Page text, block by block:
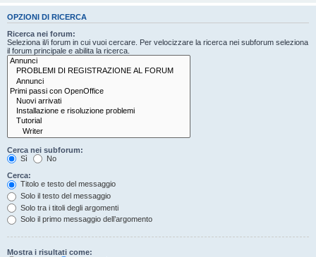
OPZIONI DI RICERCA
Ricerca nei forum:
Seleziona il/i forum in cui vuoi cercare. Per velocizzare la ricerca nei subforum seleziona
il forum principale e abilita la ricerca.
Cerca nei subforum:
Sì
No
Cerca:
Titolo e testo del messaggio
Solo il testo del messaggio
Solo tra i titoli degli argomenti
Solo il primo messaggio dell’argomento
Mostra i risultati come: